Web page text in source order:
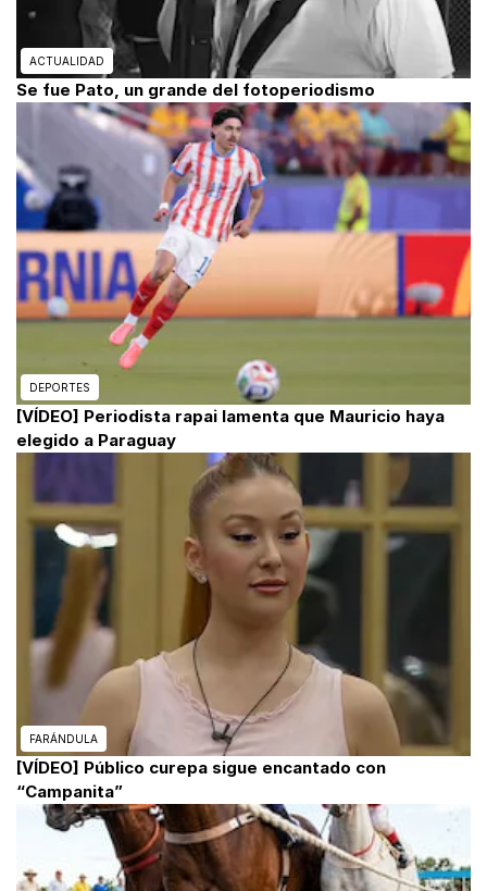
ACTUALIDAD
Se fue Pato, un grande del fotoperiodismo
DEPORTES
[VÍDEO] Periodista rapai lamenta que Mauricio haya
elegido a Paraguay
FARÁNDULA
[VÍDEO] Público curepa sigue encantado con
“Campanita”